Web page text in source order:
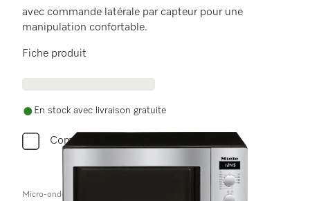
avec commande latérale par capteur pour une
manipulation confortable.
Fiche produit
En stock avec livraison gratuite
Comparer
Micro-ondes autonome